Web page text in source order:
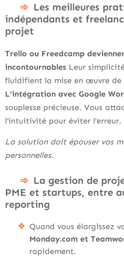
Les meilleures
indépendants et
projet
Trello ou Freedcamp
incontournables Leur
fluidifient la mise en œuvre de
L’intégration avec Google
souplesse précieuse. Vous
l’intuitivité pour éviter l’erreur.
La solution doit épouser vos
personnelles.
La gestion de
PME et startups, entre
reporting
Quand vous élargissez
Monday.com et
rapidement.